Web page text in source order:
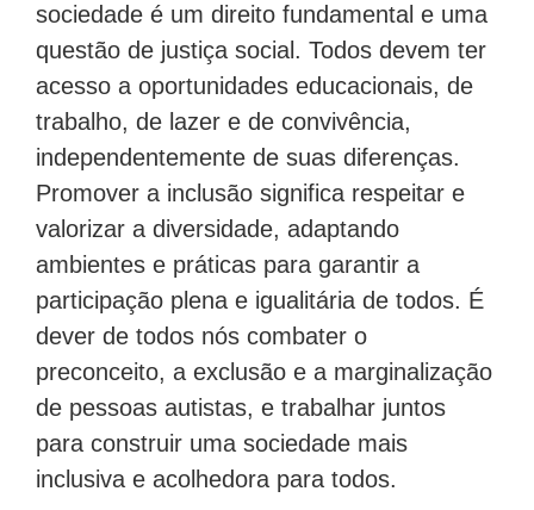
questão de justiça social. Todos devem ter
acesso a oportunidades educacionais, de
trabalho, de lazer e de convivência,
independentemente de suas diferenças.
Promover a inclusão significa respeitar e
valorizar a diversidade, adaptando
ambientes e práticas para garantir a
participação plena e igualitária de todos. É
dever de todos nós combater o
preconceito, a exclusão e a marginalização
de pessoas autistas, e trabalhar juntos
para construir uma sociedade mais
inclusiva e acolhedora para todos.